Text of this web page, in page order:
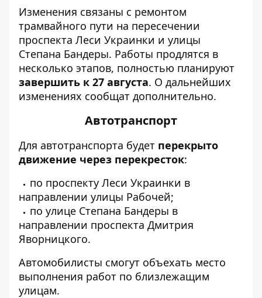
Изменения связаны с ремонтом
трамвайного пути на пересечении
проспекта Леси Украинки и улицы
Степана Бандеры. Работы продлятся в
несколько этапов, полностью планируют
завершить к 27 августа. О дальнейших
изменениях сообщат дополнительно.
Автотранспорт
Для автотранспорта будет перекрыто
движение через перекресток:
по проспекту Леси Украинки в
направлении улицы Рабочей;
по улице Степана Бандеры в
направлении проспекта Дмитрия
Яворницкого.
Автомобилисты смогут объехать место
выполнения работ по близлежащим
улицам.